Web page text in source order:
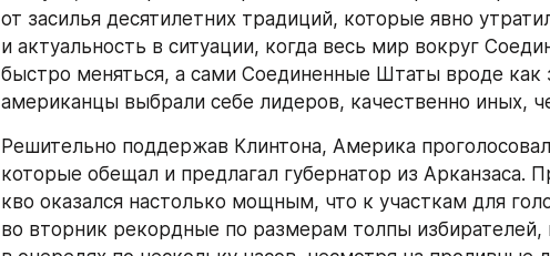
увидели — или, скорее, захотели увидеть — реальную
именно в экономической области. Причем желание во
покончить со статус-кво было таким сильным, что
отмахнуться от вещей совершенно очевидных: в
невооруженным глазом, но которые сразу же бросаются в
По подсчетам экспертов из газеты «Уолл-стрит
клинтоновских проектов возрождения экономики,
преимущественно на принципе наращивания